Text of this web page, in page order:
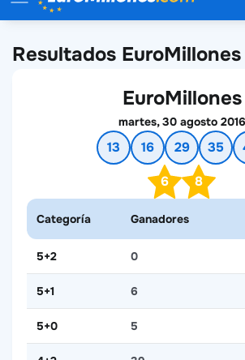
Resultados EuroMillones
EuroMillones
martes, 30 agosto 2016
13 16 29 35
6
8
Categoría Ganadores
5+2 0
5+1 6
5+0 5